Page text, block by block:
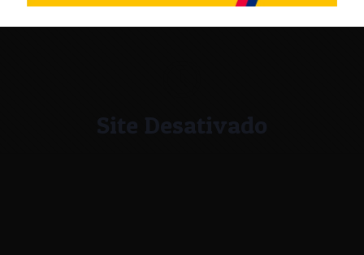
Site Desativado